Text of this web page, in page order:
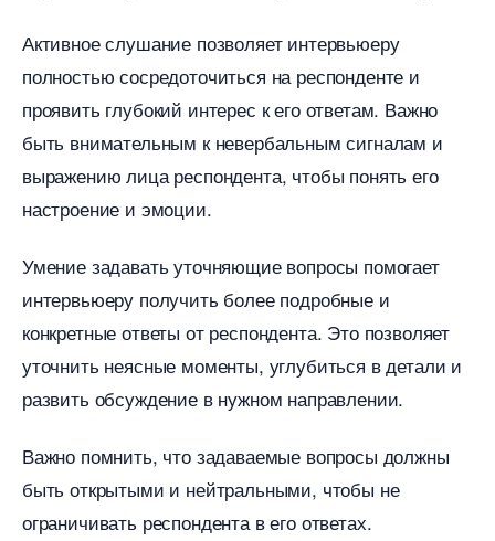
Активное слушание позволяет интервьюеру
полностью сосредоточиться на респонденте и
проявить глубокий интерес к его ответам.​ Важно
ыть внимательным к невербальным сигналам и
ыражению лица респондента, чтобы понять его
настроение и эмоции.​
Умение задавать уточняющие вопросы помогает
интервьюеру получить более подробные и
конкретные ответы от респондента.​ Это позволяет
уточнить неясные моменты, углубиться в детали и
развить обсуждение в нужном направлении.​
ажно помнить, что задаваемые вопросы должны
ыть открытыми и нейтральными, чтобы не
ограничивать респондента в его ответах.​